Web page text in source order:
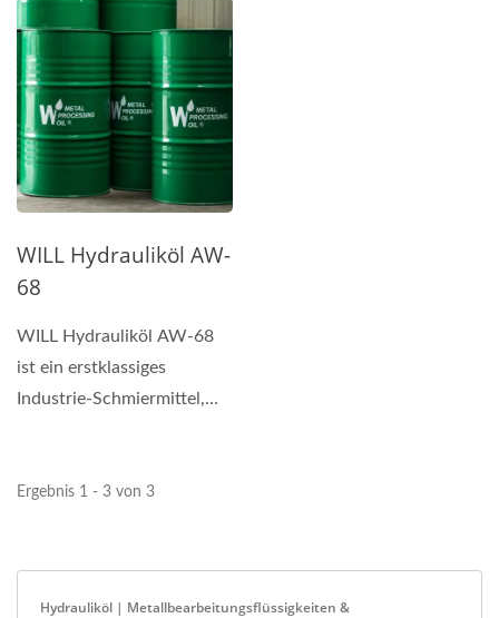
Paraffinbasisölen...
WILL Hydrauliköl AW-
68
WILL Hydrauliköl AW-68
ist ein erstklassiges
Industrie-Schmiermittel,
Ergebnis 1 - 3 von 3
Hydrauliköl | Metallbearbeitungsflüssigkeiten &